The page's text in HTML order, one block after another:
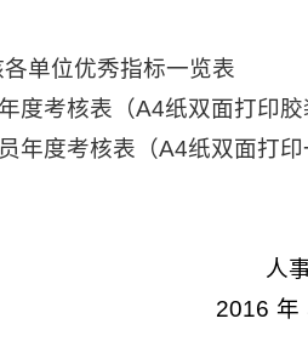
单位优秀指标一览表
度考核表（A4纸双面打印
年度考核表（A4纸双面打
人
2016 年